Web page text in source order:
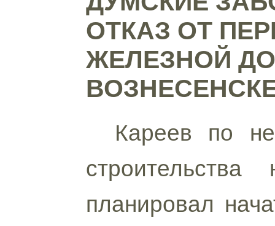
ОТКАЗ ОТ
ЖЕЛЕЗНОЙ
Кареев по
планировал